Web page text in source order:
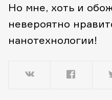
Но мне, хоть и
невероятно
нанотехнологии!